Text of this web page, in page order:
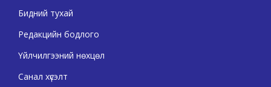
Бидний тухай
Редакцийн бодлого
Үйлчилгээний нөхцөл
Санал хүсэлт